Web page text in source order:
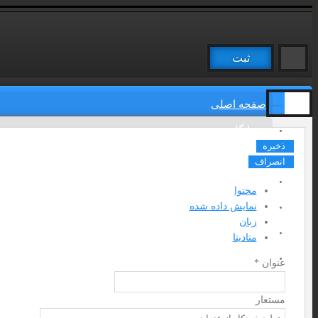
ثبت
صفحه اصلی
درمانگاه
تالار گفتگو
نقشه سایت
تماس با ما 09122363527
گالری تصاویر
ورود
ذخیره
انصراف
محتوا
نمایش داده شده
زبان
متادیتا
عنوان *
مستعار